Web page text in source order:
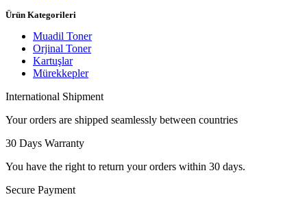
Ürün Kategorileri
Muadil Toner
Orjinal Toner
Kartuşlar
Mürekkepler
International Shipment
Your orders are shipped seamlessly between countries
30 Days Warranty
You have the right to return your orders within 30 days.
Secure Payment